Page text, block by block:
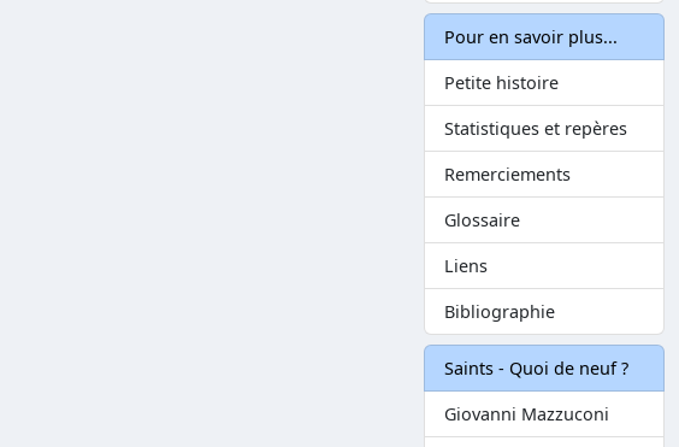
Pour en savoir plus...
Petite histoire
Statistiques et repères
Remerciements
Glossaire
Liens
Bibliographie
Saints - Quoi de neuf ?
Giovanni Mazzuconi